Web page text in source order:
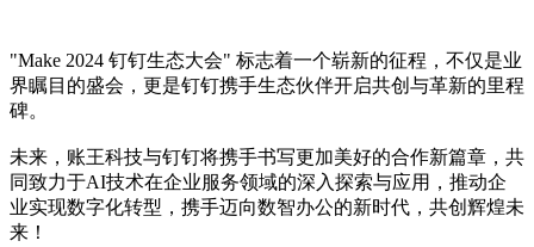
"Make 2024 钉钉生态大会" 标志着一个崭新的征程，不仅是业
界瞩目的盛会，更是钉钉携手生态伙伴开启共创与革新的里程
碑。
未来，账王科技与钉钉将携手书写更加美好的合作新篇章，共
同致力于AI技术在企业服务领域的深入探索与应用，推动企
业实现数字化转型，携手迈向数智办公的新时代，共创辉煌未
来！